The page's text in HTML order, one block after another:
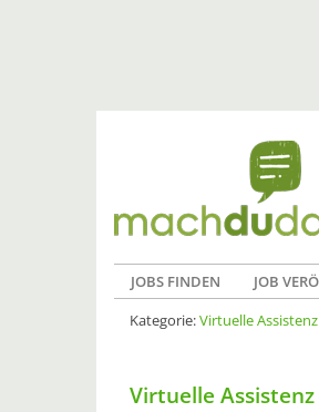
JOBS FINDEN JOB
Kategorie:Virtuelle
Virtuelle